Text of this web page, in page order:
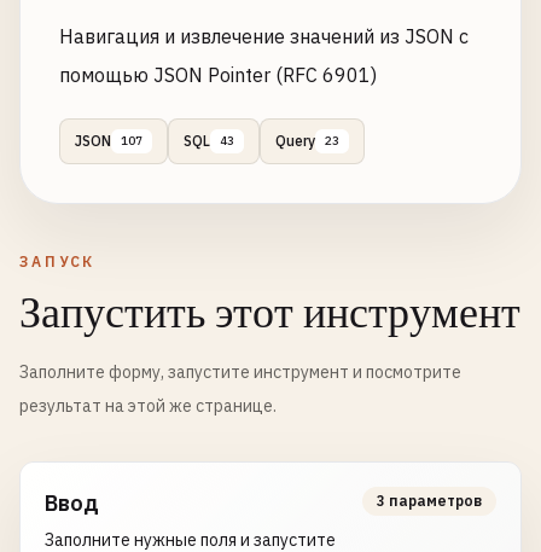
Навигация и извлечение значений из JSON с
помощью JSON Pointer (RFC 6901)
JSON 107 SQL 43 Query 23
ЗАПУСК
Запустить этот инструмент
Заполните форму, запустите инструмент и посмотрите
результат на этой же странице.
Ввод
Заполните нужные поля и запустите
3 параметров